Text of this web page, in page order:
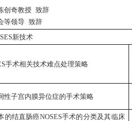
创奇教授 致辞
等领导
致辞
新技术
手术相关技术难点处理策略
性子宫内膜异位症的手术策略
的结直肠癌NOSES手术的分类及其临床